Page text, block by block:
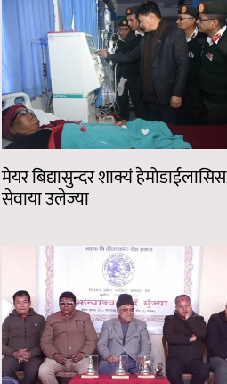
मेयर बिद्यासुन्दर शाक्यं हेमोडाईलासिस
सेवाया उलेज्या